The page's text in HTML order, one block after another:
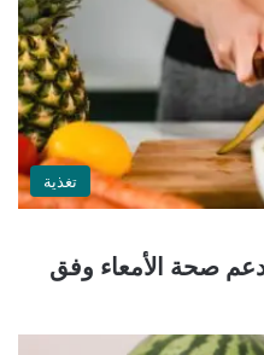
تغذية
صحة الأمعاء وفق